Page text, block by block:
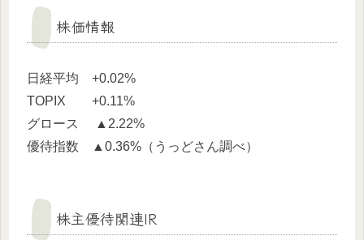
株価情報
日経平均 +0.02%
TOPIX +0.11%
グロース ▲2.22%
優待指数 ▲0.36%（うっどさん調べ）
株主優待関連IR